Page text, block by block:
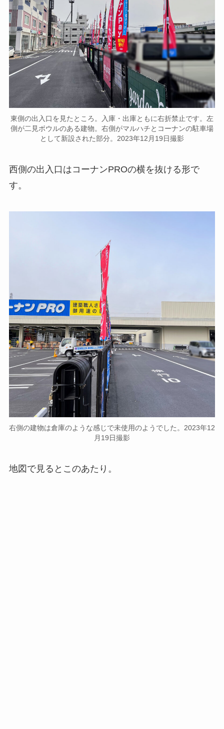
東側の出入口を見たところ。入庫・出庫ともに右折禁止です。左
側が二見ボウルのある建物。右側がマルハチとコーナンの駐車場
として新設された部分。2023年12月19日撮影
西側の出入口はコーナンPROの横を抜ける形で
す。
右側の建物は倉庫のような感じで未使用のようでした。2023年12
月19日撮影
地図で見るとこのあたり。